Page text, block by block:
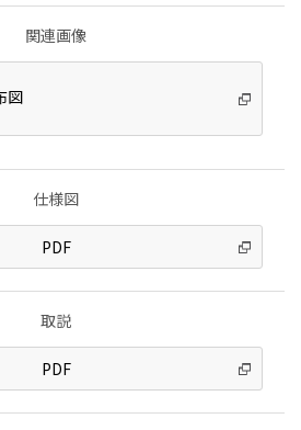
関連画像
図
仕様図
PDF
取説
PDF